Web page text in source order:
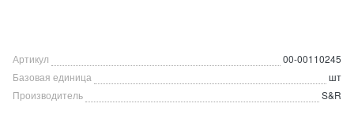
Артикул
00-00110245
Базовая единица
шт
Производитель
S&R